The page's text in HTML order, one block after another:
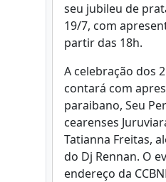
seu jubileu de
19/7, com
partir das 18h.
A celebração dos
contará com
paraibano, Seu
cearenses
Tatianna Freitas,
do Dj Rennan. O
endereço da